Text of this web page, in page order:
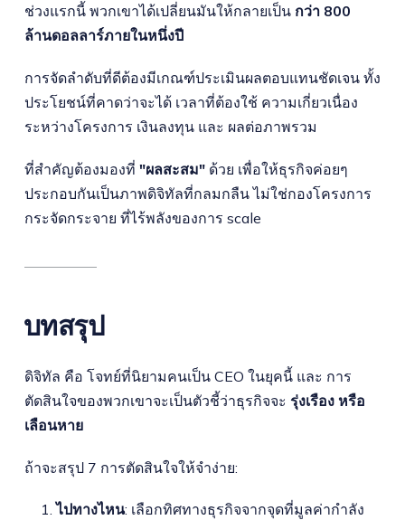
ช่วงแรกนี้ พวกเขาได้เปลี่ยนมันให้กลายเป็น กว่า 800
ล้านดอลลาร์ภายในหนึ่งปี
การจัดลำดับที่ดีต้องมีเกณฑ์ประเมินผลตอบแทนชัดเจน ทั้ง
ประโยชน์ที่คาดว่าจะได้ เวลาที่ต้องใช้ ความเกี่ยวเนื่อง
ระหว่างโครงการ เงินลงทุน และ ผลต่อภาพรวม
ที่สำคัญต้องมองที่ "ผลสะสม"ด้วย เพื่อให้ธุรกิจค่อยๆ
ประกอบกันเป็นภาพดิจิทัลที่กลมกลืน ไม่ใช่กองโครงการ
กระจัดกระจาย ที่ไร้พลังของการ scale
บทสรุป
ดิจิทัล คือ โจทย์ที่นิยามคนเป็น CEO ในยุคนี้ และ การ
ตัดสินใจของพวกเขาจะเป็นตัวชี้ว่าธุรกิจจะ รุ่งเรือง หรือ
เลือนหาย
ถ้าจะสรุป 7 การตัดสินใจให้จำง่าย:
ไปทางไหน: เลือกทิศทางธุรกิจจากจุดที่มูลค่ากำลัง